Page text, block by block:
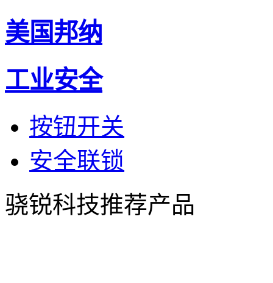
美国邦纳
工业安全
按钮开关
安全联锁
骁锐科技推荐产品